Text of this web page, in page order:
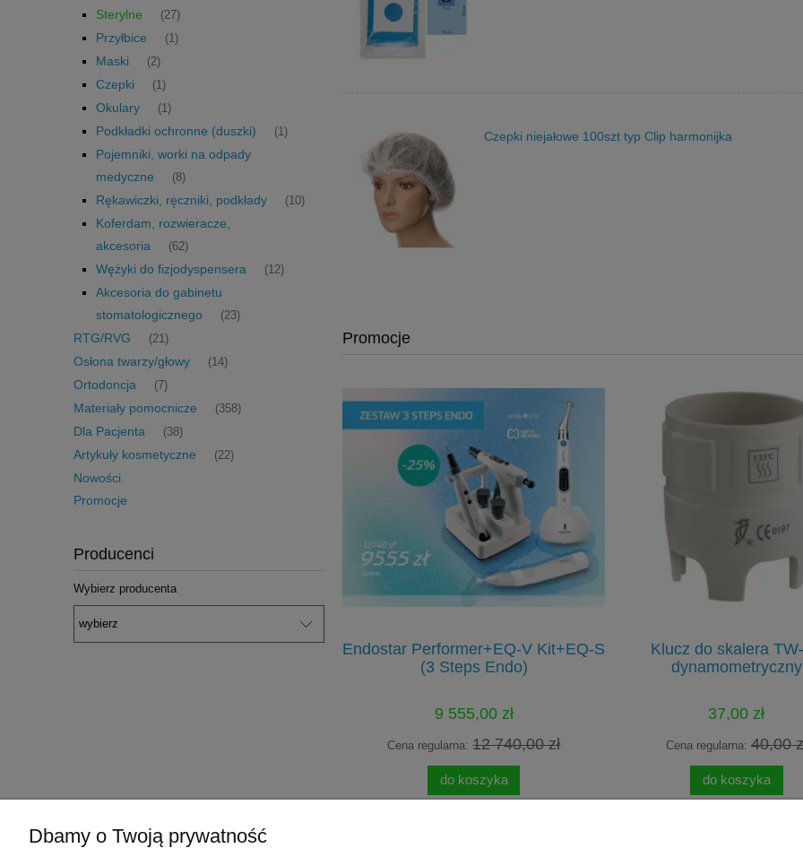
Sterylne (27)
Przyłbice (1)
Maski (2)
Czepki (1)
Okulary (1)
Podkładki ochronne (duszki) (1)
Pojemniki, worki na odpady
medyczne
(8)
Rękawiczki, ręczniki, podkłady (10)
Koferdam, rozwieracze,
akcesoria
(62)
Wężyki do fizjodyspensera (12)
Akcesoria do gabinetu
stomatologicznego
(23)
RTG/RVG (21)
Osłona twarzy/głowy (14)
Ortodoncja (7)
Materiały pomocnicze (358)
Dla Pacjenta (38)
Artykuły kosmetyczne (22)
Nowości
Promocje
Producenci
Wybierz producenta
Czepki niejałowe 100szt typ Clip harmonijka
Promocje
Endostar Performer+EQ-V Kit+EQ-S
(3 Steps Endo)
9 555,00 zł
Cena regularna:12 740,00 zł
do koszyka
Klucz do skalera
dynamometryczny
37,00 zł
Cena regularna: 40,00
do koszyka
Dbamy o Twoją prywatność